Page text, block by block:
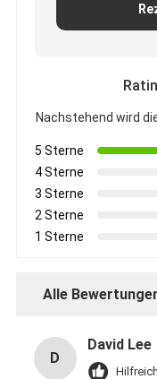
Nachstehend wird
5 Sterne
4 Sterne
3 Sterne
2 Sterne
1 Sterne
Alle
D
David Lee